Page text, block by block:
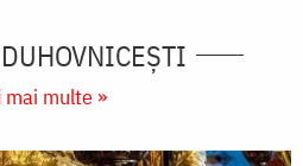
mai multe »